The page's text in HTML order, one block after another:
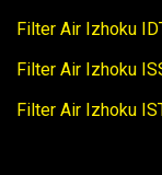
Filter Air Izhoku
Filter Air Izhoku
Filter Air Izhoku